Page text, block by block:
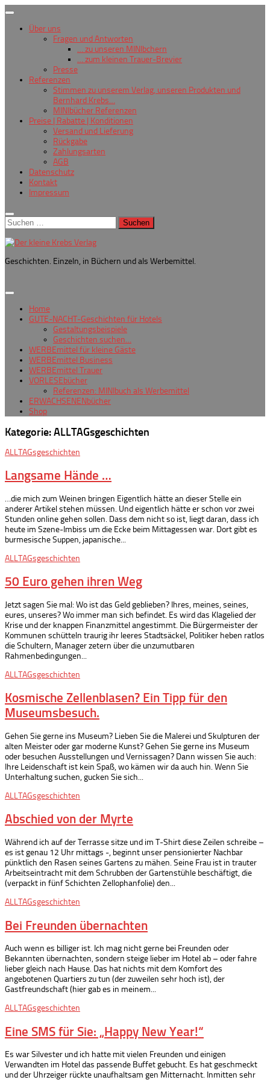
Zum
springenÜber uns
Fragen und Antworten
… zu unseren MINIbchern
… zum kleinen Trauer-Brevier
Presse
Referenzen
Stimmen zu unserem Verlag, unseren Produkten und
Bernhard Krebs…
MINIbücher Referenzen
Preise | Rabatte | Konditionen
Versand und Lieferung
Rückgabe
Zahlungsarten
AGB
Datenschutz
Kontakt
Impressum
Suchen
nach:
Geschichten. Einzeln, in Büchern und als Werbemittel.
Home
GUTE-NACHT-Geschichten für Hotels
Gestaltungsbeispiele
Geschichten suchen…
WERBEmittel für kleine Gäste
WERBEmittel Business
WERBEmittel Trauer
VORLESEbücher
Referenzen: MINIbuch als Werbemittel
ERWACHSENENbücher
Shop
Kategorie:ALLTAGsgeschichten
ALLTAGsgeschichten
Langsame Hände …
…die mich zum Weinen bringen Eigentlich hätte an dieser Stelle ein
anderer Artikel stehen müssen. Und eigentlich hätte er schon vor zwei
Stunden online gehen sollen. Dass dem nicht so ist, liegt daran, dass ich
heute im Szene-Imbiss um die Ecke beim Mittagessen war. Dort gibt es
burmesische Suppen, japanische...
ALLTAGsgeschichten
50 Euro gehen ihren Weg
Jetzt sagen Sie mal: Wo ist das Geld geblieben? Ihres, meines, seines,
eures, unseres? Wo immer man sich befindet. Es wird das Klagelied der
Krise und der knappen Finanzmittel angestimmt. Die Bürgermeister der
Kommunen schütteln traurig ihr leeres Stadtsäckel, Politiker heben ratlos
die Schultern, Manager zetern über die unzumutbaren
Rahmenbedingungen...
ALLTAGsgeschichten
Kosmische Zellenblasen? Ein Tipp für den
Museumsbesuch.
Gehen Sie gerne ins Museum? Lieben Sie die Malerei und Skulpturen der
alten Meister oder gar moderne Kunst? Gehen Sie gerne ins Museum
oder besuchen Ausstellungen und Vernissagen? Dann wissen Sie auch:
Ihre Leidenschaft ist kein Spaß, wo kämen wir da auch hin. Wenn Sie
Unterhaltung suchen, gucken Sie sich...
ALLTAGsgeschichten
Abschied von der Myrte
Während ich auf der Terrasse sitze und im T-Shirt diese Zeilen schreibe –
es ist genau 12 Uhr mittags -, beginnt unser pensionierter Nachbar
pünktlich den Rasen seines Gartens zu mähen. Seine Frau ist in trauter
Arbeitseintracht mit dem Schrubben der Gartenstühle beschäftigt, die
(verpackt in fünf Schichten Zellophanfolie) den...
ALLTAGsgeschichten
Bei Freunden übernachten
Auch wenn es billiger ist. Ich mag nicht gerne bei Freunden oder
Bekannten übernachten, sondern steige lieber im Hotel ab – oder fahre
lieber gleich nach Hause. Das hat nichts mit dem Komfort des
angebotenen Quartiers zu tun (der zuweilen sehr hoch ist), der
Gastfreundschaft (hier gab es in meinem...
ALLTAGsgeschichten
Eine SMS für Sie: „Happy New Year!“
Es war Silvester und ich hatte mit vielen Freunden und einigen
Verwandten im Hotel das passende Buffet gebucht. Es hat geschmeckt
und der Uhrzeiger rückte unaufhaltsam gen Mitternacht. Inmitten sehr